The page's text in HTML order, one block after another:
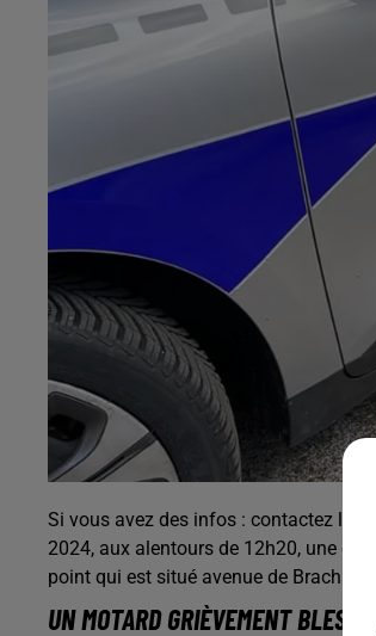
Si vous avez des infos : contactez le
2024, aux alentours de 12h20, une
point qui est situé avenue de
UN MOTARD GRIÈVEMENT BLESSÉ